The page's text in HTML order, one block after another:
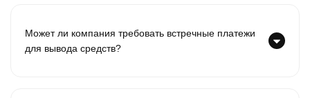
Может ли компания требовать встречные платежи
для вывода средств?